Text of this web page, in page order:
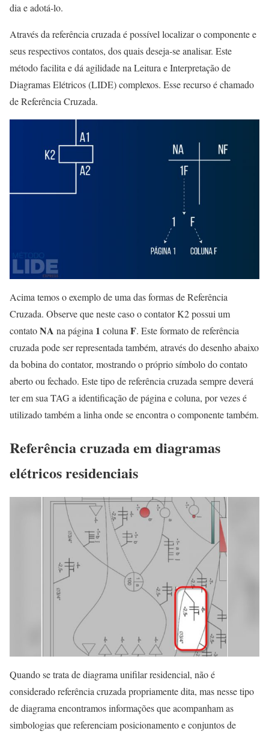
dia e adotá-lo.
Através da referência cruzada é possível localizar o componente e
seus respectivos contatos, dos quais deseja-se analisar. Este
método facilita e dá agilidade na Leitura e Interpretação de
Diagramas Elétricos (LIDE) complexos. Esse recurso é chamado
de Referência Cruzada.
Acima temos o exemplo de uma das formas de Referência
Cruzada. Observe que neste caso o contator K2 possui um
contatoNA na página 1 coluna F. Este formato de referência
cruzada pode ser representada também, através do desenho abaixo
da bobina do contator, mostrando o próprio símbolo do contato
aberto ou fechado. Este tipo de referência cruzada sempre deverá
ter em sua TAG a identificação de página e coluna, por vezes é
utilizado também a linha onde se encontra o componente também.
Referência cruzada em diagramas
elétricos residenciais
Quando se trata de diagrama unifilar residencial, não é
considerado referência cruzada propriamente dita, mas nesse tipo
de diagrama encontramos informações que acompanham as
simbologias que referenciam posicionamento e conjuntos de